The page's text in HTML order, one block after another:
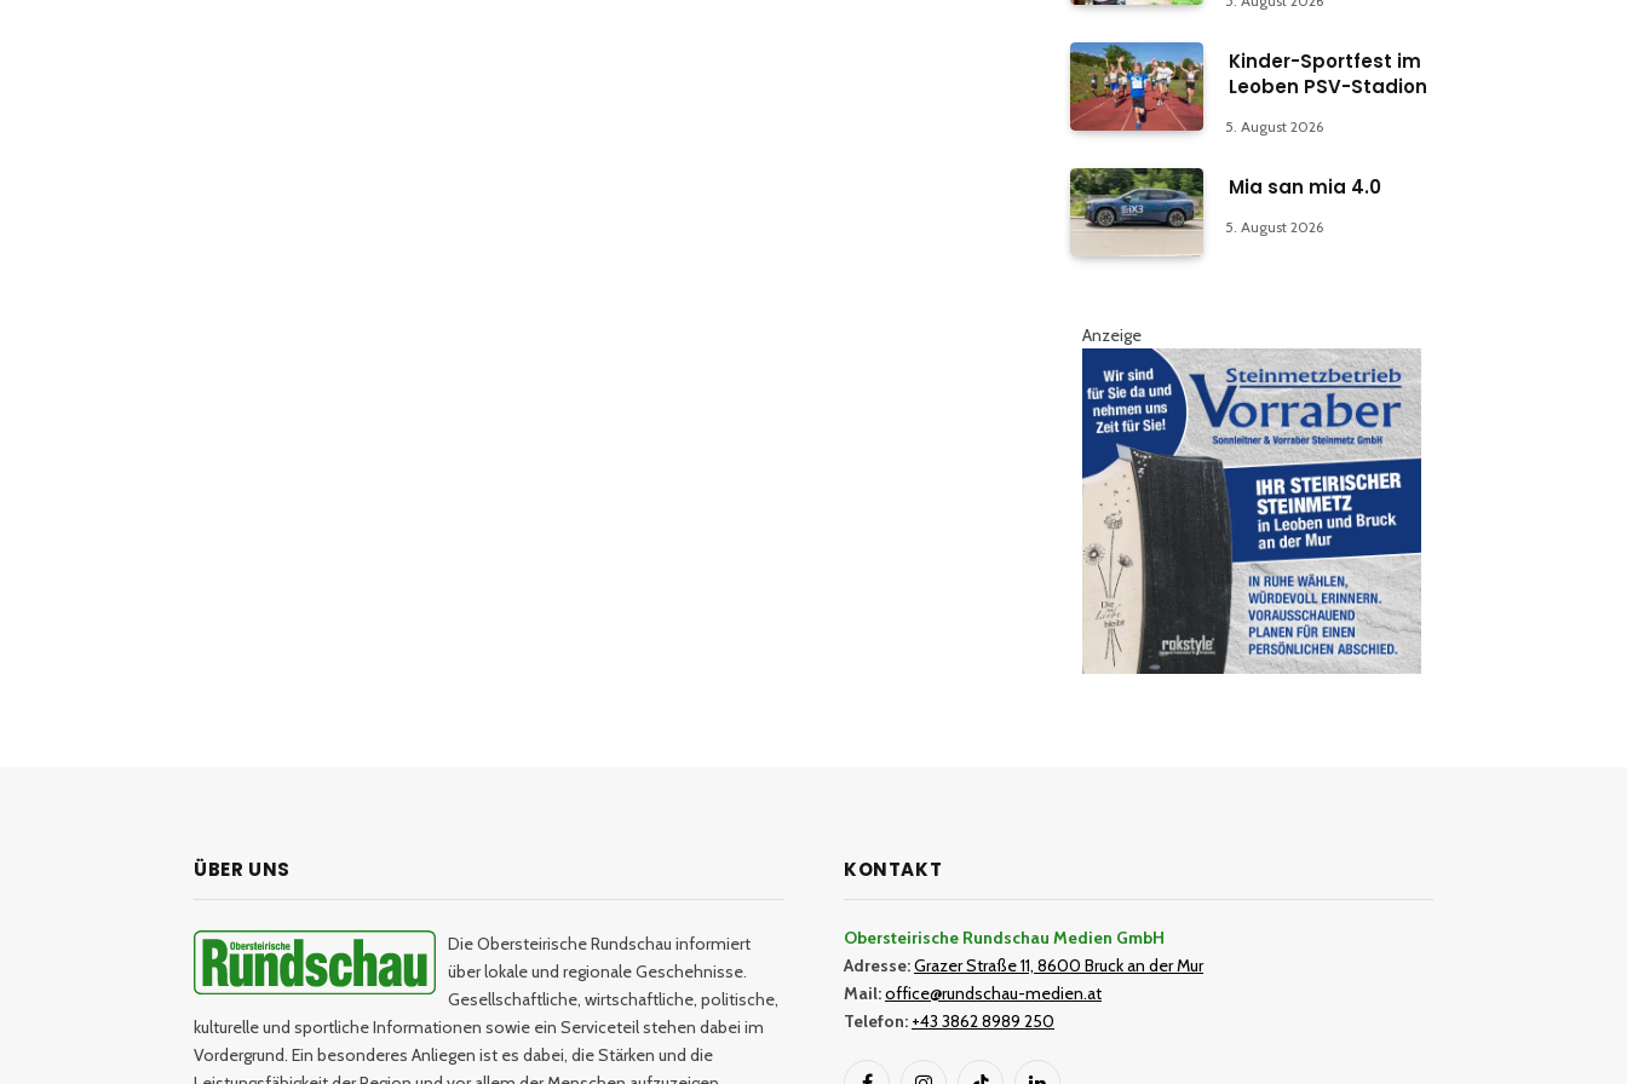
Kinder-Sportfest im
Leoben PSV-Stadion
5. August 2026
Mia san mia 4.0
5. August 2026
Anzeige
ÜBER UNS
Die Obersteirische Rundschau informiert
über lokale und regionale Geschehnisse.
Gesellschaftliche, wirtschaftliche, politische,
kulturelle und sportliche Informationen sowie ein Serviceteil stehen dabei im
Vordergrund. Ein besonderes Anliegen ist es dabei, die Stärken und die
KONTAKT
Obersteirische Rundschau Medien GmbH
Adresse:Grazer Straße 11, 8600 Bruck an der Mur
Mail:office@rundschau-medien.at
Telefon: +43 3862 8989 250